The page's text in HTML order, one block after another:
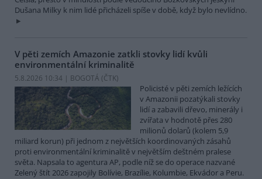
Dušana Milky k nim lidé přicházeli spíše v době, když bylo nevlídno.
V pěti zemích Amazonie zatkli stovky lidí kvůli
environmentální kriminalitě
5.8.2026 10:34 | BOGOTÁ (ČTK)
Policisté v pěti zemích ležících
v Amazonii pozatýkali stovky
lidí a zabavili dřevo, minerály i
zvířata v hodnotě přes 280
milionů dolarů (kolem 5,9
miliard korun) při jednom z největších koordinovaných zásahů
proti environmentální kriminalitě v největším deštném pralese
světa. Napsala to agentura AP, podle níž se do operace nazvané
Zelený štít 2026 zapojily Bolívie, Brazílie, Kolumbie, Ekvádor a Peru.